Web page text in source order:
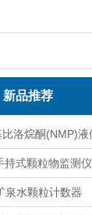
新品推荐
持式颗粒物监测仪
泉水颗粒计数器